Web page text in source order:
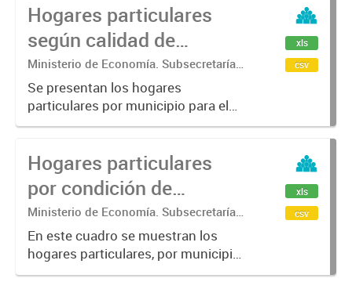
combinación de tres elementos
constitutivos de la vivienda...
Hogares particulares
según calidad de
conexión a servicios
básicos.
Ministerio de Economía. Subsecretaría
de Coordinación Económica y
Estadística. Dirección Provincial de
Estadística.
Se presentan los hogares
particulares por municipio para el
año censal 2010 y 2022 por Calidad
(INCALSERV): refiere al tipo de
instalaciones con que cuentan...
xls
csv
Hogares particulares
por condición de
hacinamiento.
Ministerio de Economía. Subsecretaría
de Coordinación Económica y
Estadística. Dirección Provincial de
Estadística.
En este cuadro se muestran los
hogares particulares, por municipio
para los años censales 2001, 2010
xls
csv